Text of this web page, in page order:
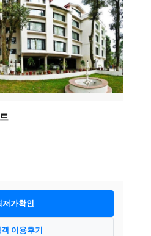
저가확인
이용후기